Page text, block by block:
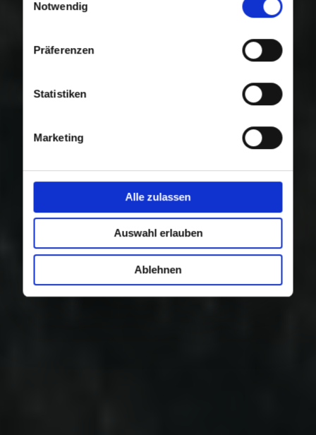
Nutzung der Dienste gesammelt haben.
Notwendig
Präferenzen
Statistiken
Marketing
Alle zulassen
Auswahl erlauben
Ablehnen